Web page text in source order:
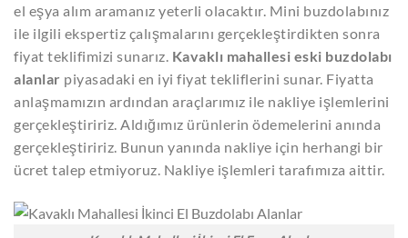
el eşya alım aramanız yeterli olacaktır. Mini buzdolabınız
ile ilgili ekspertiz çalışmalarını gerçekleştirdikten sonra
fiyat teklifimizi sunarız. Kavaklı mahallesi eski buzdolabı
alanlar piyasadaki en iyi fiyat tekliflerini sunar. Fiyatta
anlaşmamızın ardından araçlarımız ile nakliye işlemlerini
gerçekleştiririz. Aldığımız ürünlerin ödemelerini anında
gerçekleştiririz. Bunun yanında nakliye için herhangi bir
ücret talep etmiyoruz. Nakliye işlemleri tarafımıza aittir.